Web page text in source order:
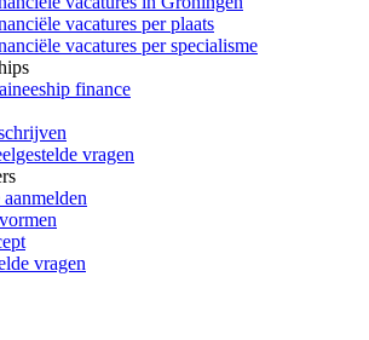
vacatures per plaats
vacatures per specialisme
finance
vragen
vragen